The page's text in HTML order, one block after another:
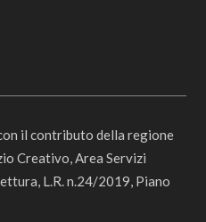
il contributo della regione
Creativo, Area Servizi
L.R. n.24/2019, Piano